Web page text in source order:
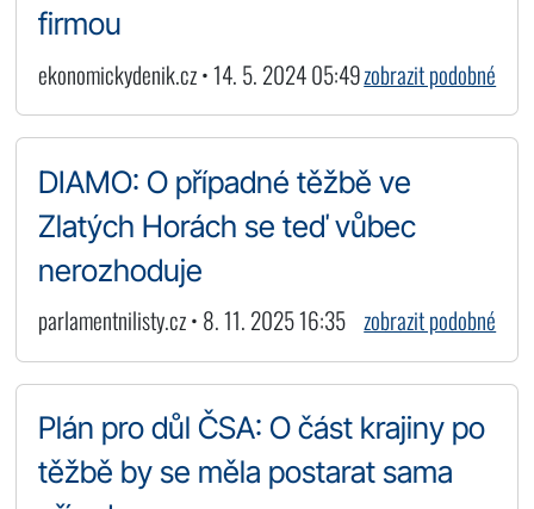
firmou
ekonomickydenik.cz • 14. 5. 2024 05:49zobrazit podobné
DIAMO: O případné těžbě ve
Zlatých Horách se teď vůbec
nerozhoduje
parlamentnilisty.cz • 8. 11. 2025 16:35 zobrazit podobné
Plán pro důl ČSA: O část krajiny po
těžbě by se měla postarat sama